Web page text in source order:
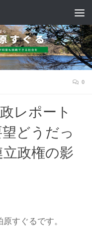
0
レポート
どうだっ
政権の影
すぐるです。